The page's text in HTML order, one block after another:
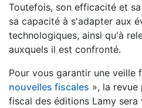
Toutefois, son efficacité et
sa capacité à s'adapter aux
technologiques, ainsi qu'à
auxquels il est confronté.
Pour vous garantir une veille
nouvelles fiscales », la
fiscal des éditions Lamy sera